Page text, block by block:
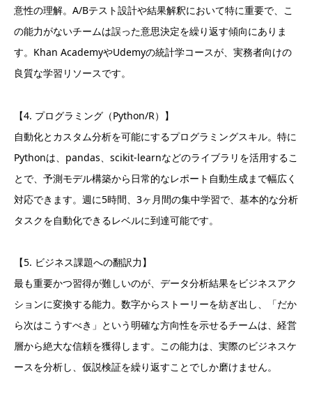
意性の理解。A/Bテスト設計や結果解釈において特に重要で、こ
の能力がないチームは誤った意思決定を繰り返す傾向にありま
す。Khan AcademyやUdemyの統計学コースが、実務者向けの
良質な学習リソースです。
【4. プログラミング（Python/R）】
自動化とカスタム分析を可能にするプログラミングスキル。特に
Pythonは、pandas、scikit-learnなどのライブラリを活用するこ
とで、予測モデル構築から日常的なレポート自動生成まで幅広く
対応できます。週に5時間、3ヶ月間の集中学習で、基本的な分析
タスクを自動化できるレベルに到達可能です。
【5. ビジネス課題への翻訳力】
最も重要かつ習得が難しいのが、データ分析結果をビジネスアク
ションに変換する能力。数字からストーリーを紡ぎ出し、「だか
ら次はこうすべき」という明確な方向性を示せるチームは、経営
層から絶大な信頼を獲得します。この能力は、実際のビジネスケ
ースを分析し、仮説検証を繰り返すことでしか磨けません。